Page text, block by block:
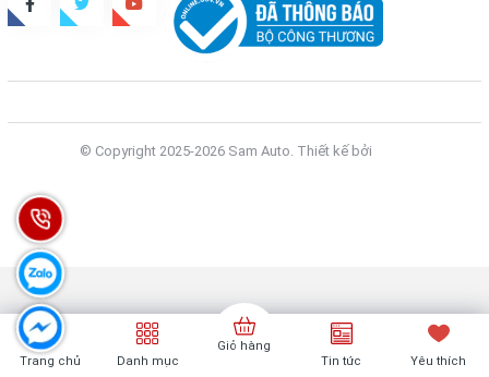
Trang chủ Danh mục
Giỏ hàng
Tin tức
Yêu thích
© Copyright 2025-2026 Sam Auto. Thiết kế bởi